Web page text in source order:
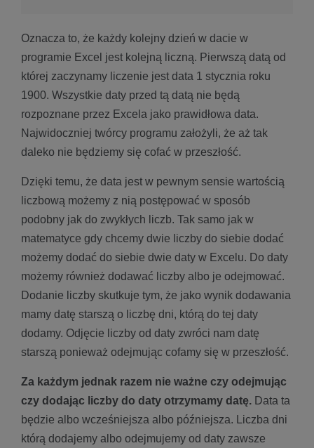
Oznacza to, że każdy kolejny dzień w dacie w
programie Excel jest kolejną liczną. Pierwszą datą od
której zaczynamy liczenie jest data 1 stycznia roku
1900. Wszystkie daty przed tą datą nie będą
rozpoznane przez Excela jako prawidłowa data.
Najwidoczniej twórcy programu założyli, że aż tak
daleko nie będziemy się cofać w przeszłość.
Dzięki temu, że data jest w pewnym sensie wartością
liczbową możemy z nią postępować w sposób
podobny jak do zwykłych liczb. Tak samo jak w
matematyce gdy chcemy dwie liczby do siebie dodać
możemy dodać do siebie dwie daty w Excelu. Do daty
możemy również dodawać liczby albo je odejmować.
Dodanie liczby skutkuje tym, że jako wynik dodawania
mamy datę starszą o liczbę dni, którą do tej daty
dodamy. Odjęcie liczby od daty zwróci nam datę
starszą ponieważ odejmując cofamy się w przeszłość.
Za każdym jednak razem nie ważne czy odejmując
czy dodając liczby do daty otrzymamy datę. Data ta
będzie albo wcześniejsza albo późniejsza. Liczba dni
którą dodajemy albo odejmujemy od daty zawsze